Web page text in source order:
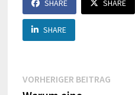
SHARE SHARE
SHARE
VORHERIGER BEITRAG